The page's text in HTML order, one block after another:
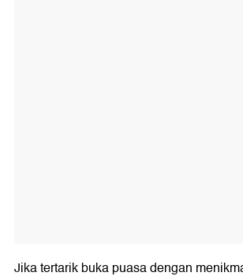
Jika tertarik buka puasa dengan